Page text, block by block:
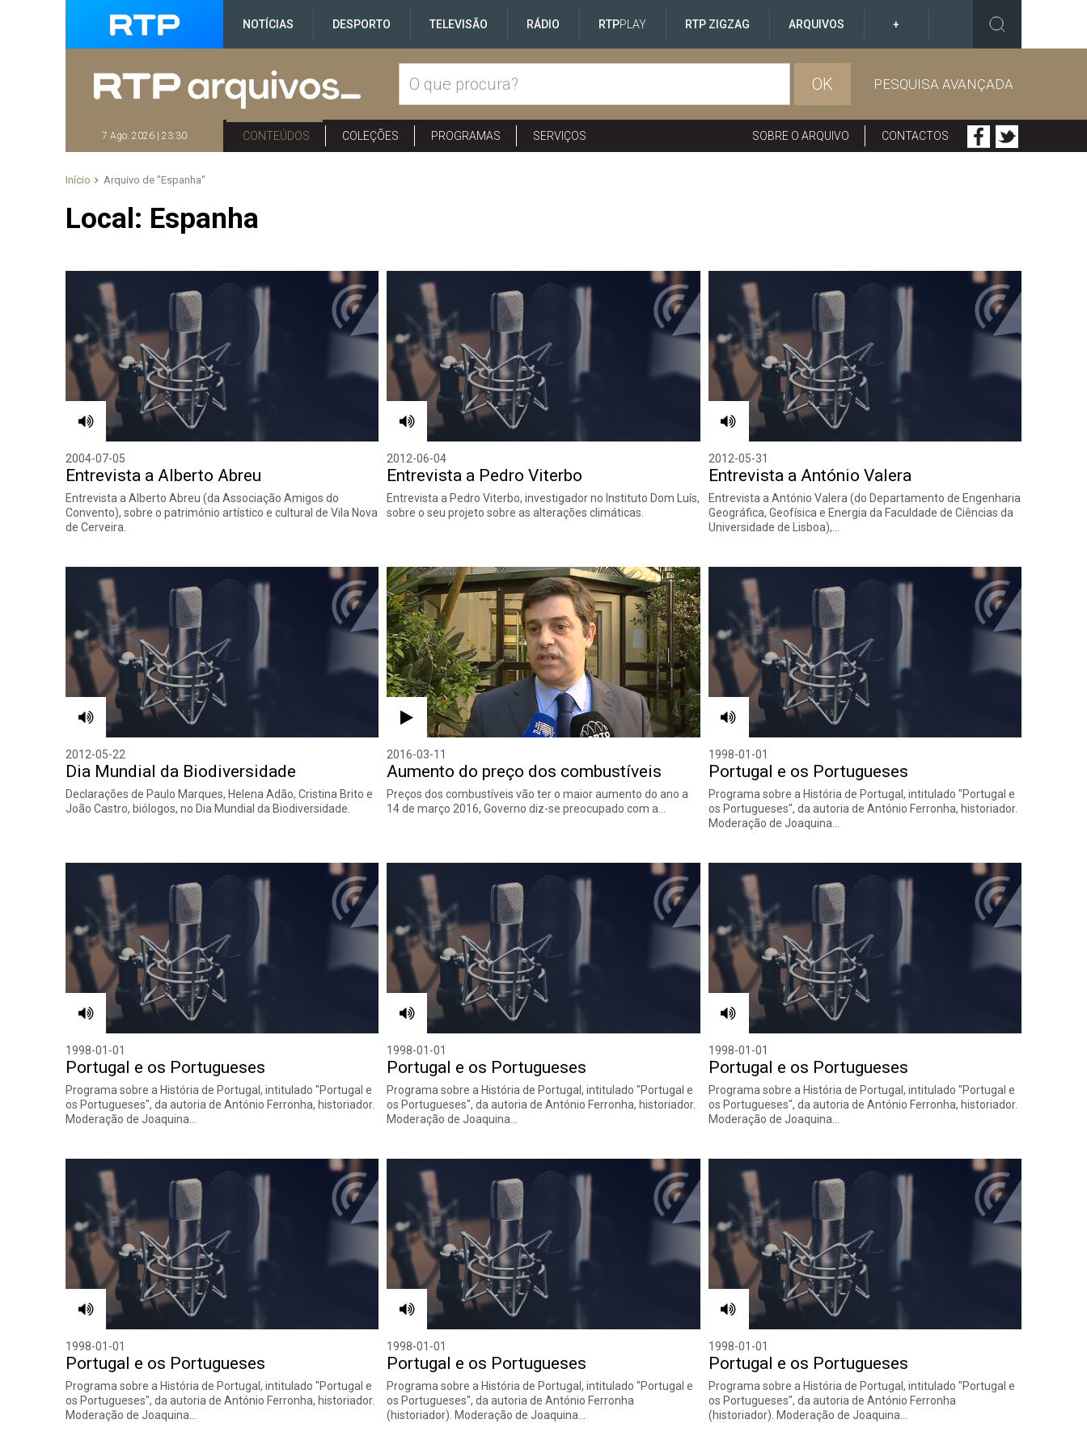
NOTÍCIAS DESPORTO TELEVISÃO RÁDIO RTPPLAY RTP ZIGZAG ARQUIVOS +
OK PESQUISA AVANÇADA
7 Ago. 2026 | 23:30 CONTEÚDOS COLEÇÕES PROGRAMAS SERVIÇOS SOBRE O ARQUIVO CONTACTOS
Início Arquivo de "Espanha"
Local: Espanha
2004-07-05
Entrevista a Alberto Abreu
Entrevista a Alberto Abreu (da Associação Amigos do
Convento), sobre o património artístico e cultural de Vila Nova
de Cerveira.
2012-06-04
Entrevista a Pedro Viterbo
Entrevista a Pedro Viterbo, investigador no Instituto Dom Luís,
sobre o seu projeto sobre as alterações climáticas.
2012-05-31
Entrevista a António Valera
Entrevista a António Valera (do Departamento de Engenharia
Geográfica, Geofísica e Energia da Faculdade de Ciências da
Universidade de Lisboa),…
2012-05-22
Dia Mundial da Biodiversidade
Declarações de Paulo Marques, Helena Adão, Cristina Brito e
João Castro, biólogos, no Dia Mundial da Biodiversidade.
2016-03-11
Aumento do preço dos combustíveis
Preços dos combustíveis vão ter o maior aumento do ano a
14 de março 2016, Governo diz-se preocupado com a…
1998-01-01
Portugal e os Portugueses
Programa sobre a História de Portugal, intitulado "Portugal e
os Portugueses", da autoria de António Ferronha, historiador.
Moderação de Joaquina…
1998-01-01
Portugal e os Portugueses
Programa sobre a História de Portugal, intitulado "Portugal e
os Portugueses", da autoria de António Ferronha, historiador.
Moderação de Joaquina…
1998-01-01
Portugal e os Portugueses
Programa sobre a História de Portugal, intitulado "Portugal e
os Portugueses", da autoria de António Ferronha, historiador.
Moderação de Joaquina…
1998-01-01
Portugal e os Portugueses
Programa sobre a História de Portugal, intitulado "Portugal e
os Portugueses", da autoria de António Ferronha, historiador.
Moderação de Joaquina…
1998-01-01
Portugal e os Portugueses
Programa sobre a História de Portugal, intitulado "Portugal e
os Portugueses", da autoria de António Ferronha, historiador.
Moderação de Joaquina…
1998-01-01
Portugal e os Portugueses
Programa sobre a História de Portugal, intitulado "Portugal e
os Portugueses", da autoria de António Ferronha
(historiador). Moderação de Joaquina…
1998-01-01
Portugal e os Portugueses
Programa sobre a História de Portugal, intitulado "Portugal e
os Portugueses", da autoria de António Ferronha
(historiador). Moderação de Joaquina…